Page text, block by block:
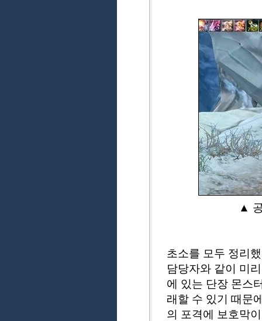
▲
초소를 모두 정리
담당자와 같이 미
에 있는 단장 몬스
래할 수 있기 때문
의 포격에 보호막